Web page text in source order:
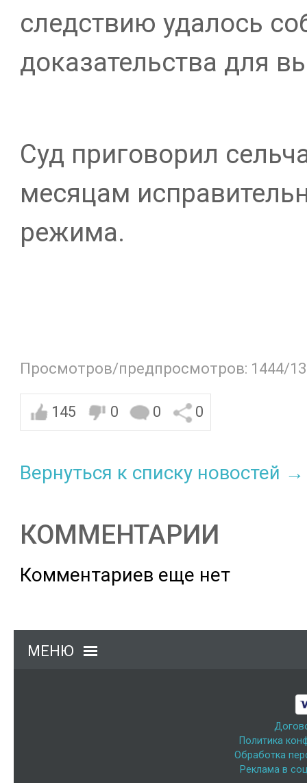
следствию удалось
доказательства для
Суд приговорил
месяцам
режима.
Просмотров/предпросмотров: 1444/
145 0 0 0
Вернуться к списку новостей →
КОММЕНТАРИИ
Комментариев еще нет
МЕНЮ
Политика
Обработка
Реклама в